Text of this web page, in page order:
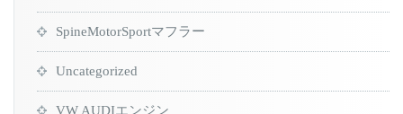
SpineMotorSportマフラー
Uncategorized
VW AUDIエンジン